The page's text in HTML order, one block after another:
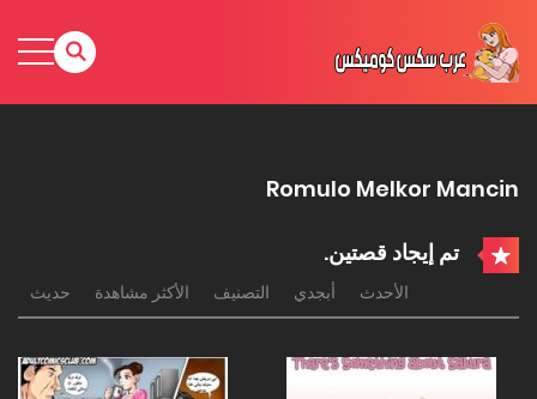
Romulo Melkor Mancin
تم إيجاد قصتين.
الأحدث أبجدي التصنيف الأكثر مشاهدة حديث